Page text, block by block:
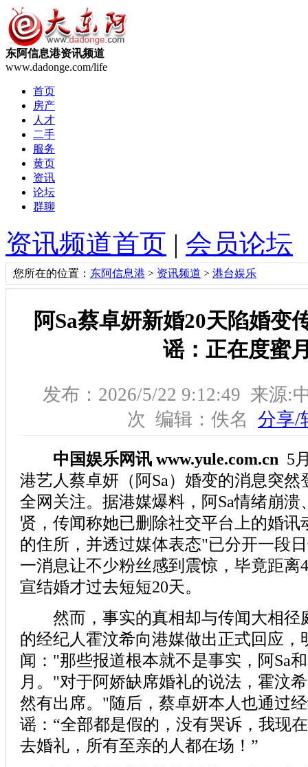
东阿信息港资讯频道
www.dadonge.com/life
首页
房产
人才
二手
服务
黄页
资讯
论坛
群聊
资讯频道首页 | 会员论坛
您所在的位置： 东阿信息港 > 资讯频道 > 港台娱乐
阿Sa蔡卓妍新婚20天陷婚变
谣：正在度蜜
发布：2026/5/22 9:12:49 来源:
次 编辑：佚名 分享/
中国娱乐网讯 www.yule.com.cn 5
港艺人蔡卓妍（阿Sa）婚变的消息突
全网关注。据港媒爆料，阿Sa情绪崩
贤，传闻称她已删除社交平台上的婚讯
的住所，并透过媒体表态"已分开一段
一消息让不少粉丝感到震惊，毕竟距离
宣结婚才过去短短20天。
然而，事实的真相却与传闻大相径
的经纪人霍汶希向港媒做出正式回应，
闻："那些报道根本就不是事实，阿Sa
月。"对于阿娇缺席婚礼的说法，霍汶
然有出席。"随后，蔡卓妍本人也通过
谣：“全部都是假的，没有哭诉，我现
去婚礼，所有至亲的人都在场！”